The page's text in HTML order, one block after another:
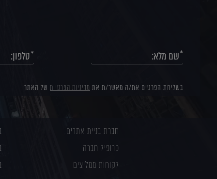
בשליחת הפרטים את/ה מאשר/ת את מדיניות הפרטיות של האתר
חברת בניית אתרים
פרופיל חברה
לקוחות ממליצים